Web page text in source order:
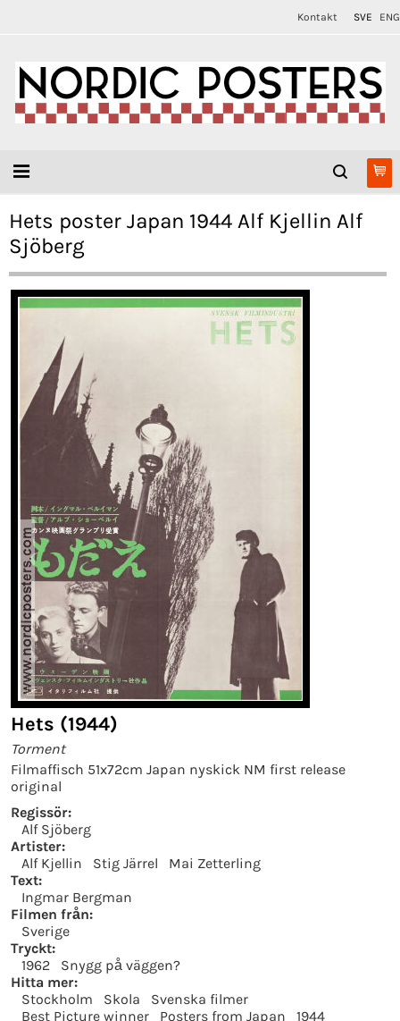
Kontakt SVE ENG
Hets poster Japan 1944 Alf Kjellin Alf
Sjöberg
Hets (1944)
Torment
Filmaffisch 51x72cm Japan nyskick NM first release
original
Regissör:
Alf Sjöberg
Artister:
Alf Kjellin
Stig Järrel
Mai Zetterling
Text:
Ingmar Bergman
Filmen från:
Sverige
Tryckt:
1962
Snygg på väggen?
Hitta mer:
Stockholm
Skola
Svenska filmer
Best Picture winner
Posters from Japan 1944